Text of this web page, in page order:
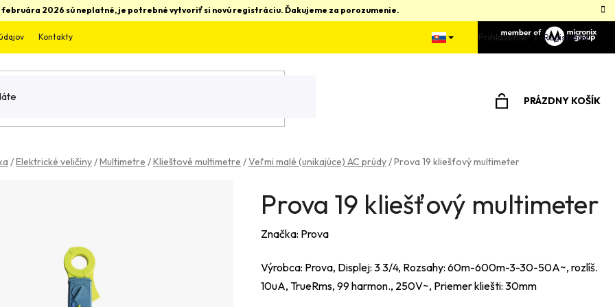
2026 sú neplatné, je potrebné vytvoriť si novú registráciu. Ďakujeme za porozumenie.
Kontakty Prihlásenie Registrácia
PRÁZDNY KOŠÍK
/Elektrické veličiny/Multimetre /Klieštové multimetre /Veľmi malé (unikajúce) AC prúdy/Prova 19 kliešťový multimeter
Prova 19 kliešťový multimeter
Značka: Prova
Výrobca: Prova, Displej: 3 3/4, Rozsahy: 60m-600m-3-30-50A~, rozlíš.
10uA, TrueRms, 99 harmon., 250V~, Priemer kliešti: 30mm